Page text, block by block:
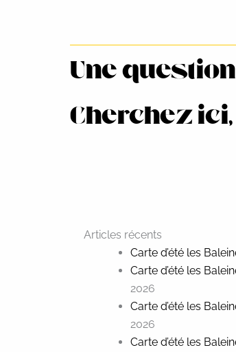
Une question
Cherchez
Articles récents
Carte d’été les
Carte d’été les
2026
Carte d’été les
2026
Carte d’été les